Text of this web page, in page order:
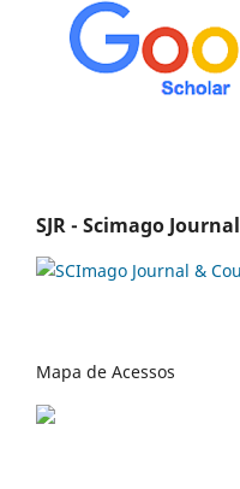
SJR - Scimago Journal
Mapa de Acessos